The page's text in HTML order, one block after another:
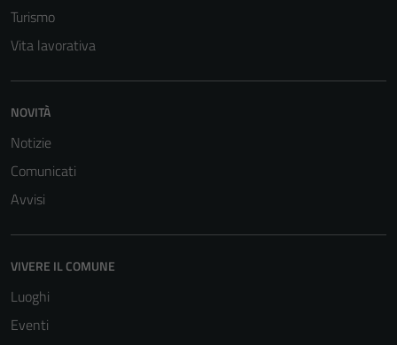
Turismo
Vita lavorativa
NOVITÀ
Notizie
Comunicati
Avvisi
VIVERE IL COMUNE
Luoghi
Eventi